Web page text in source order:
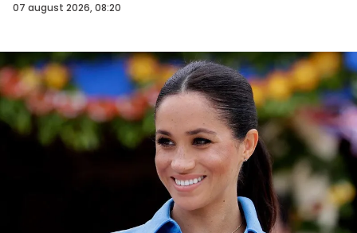
07 august 2026, 08:20